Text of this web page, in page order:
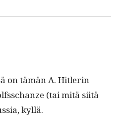
on tämän A. Hit­lerin
(tai mitä siitä
kyllä.